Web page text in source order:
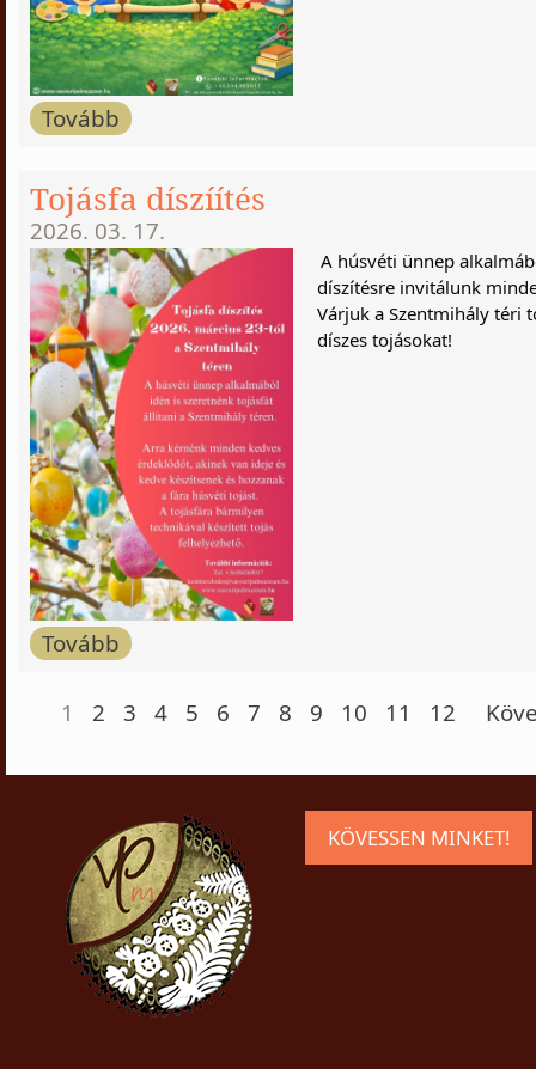
Tovább
Tojásfa díszíítés
2026. 03. 17.
A húsvéti ünnep
díszítésre invitálunk
Várjuk a Szentmihály téri
díszes tojásokat!
Tovább
1 2 3 4 5 6 7 8 9 10 11 12
KÖVESSEN MINKET!